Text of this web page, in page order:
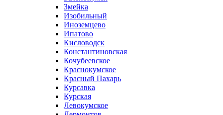
Змейка
Изобильный
Иноземцево
Ипатово
Кисловодск
Константиновская
Кочубеевское
Краснокумское
Красный Пахарь
Курсавка
Курская
Левокумское